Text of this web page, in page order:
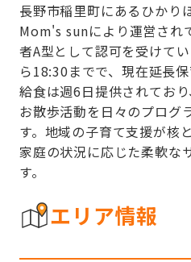
長野市稲里町にあるひかり
Mom's sunにより運営され
者A型として認可を受けて
ら18:30までで、現在延長
給食は週6日提供されてお
お散歩活動を日々のプログ
す。地域の子育て支援が核
家庭の状況に応じた柔軟な
す。
エリア情報